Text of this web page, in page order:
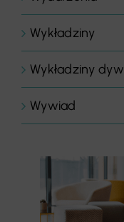
Wykładziny
Wykładziny
Wywiad